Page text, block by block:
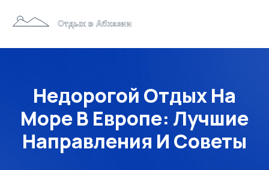
Недорогой Отдых На
Море В Европе: Лучшие
Направления И Советы